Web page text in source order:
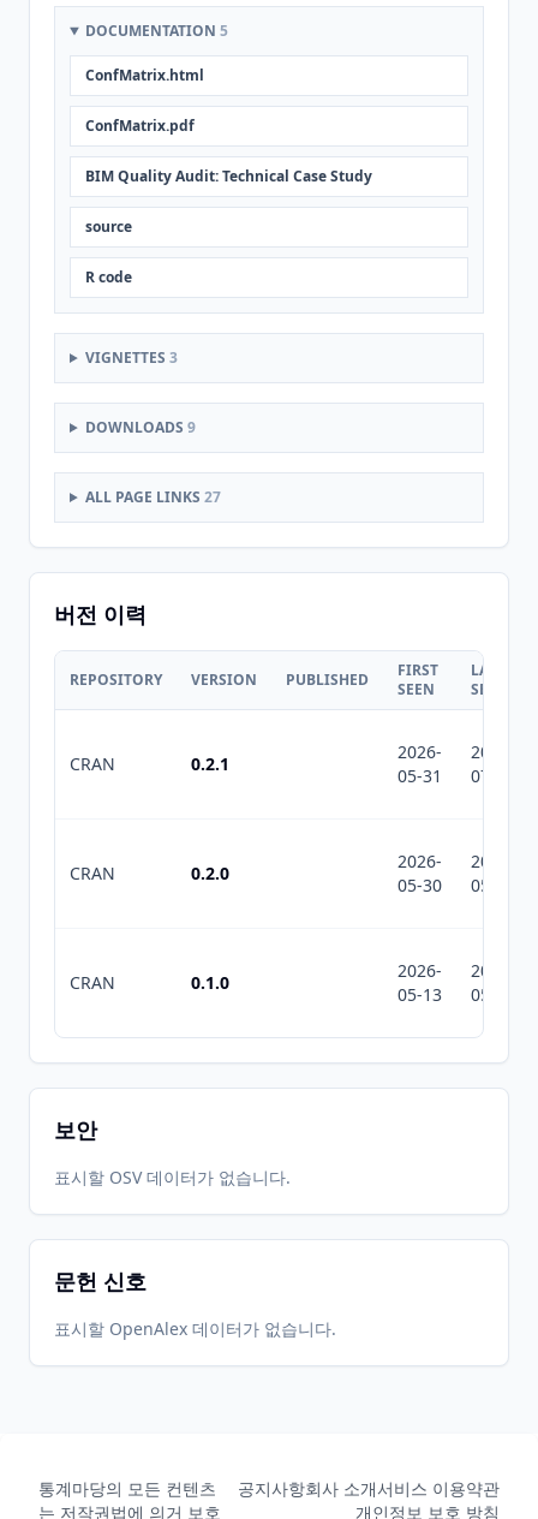
DOCUMENTATION 5
ConfMatrix.html
ConfMatrix.pdf
BIM Quality Audit: Technical Case Study
source
R code
VIGNETTES 3
DOWNLOADS 9
ALL PAGE LINKS 27
버전 이력
REPOSITORY VERSION PUBLISHED
FIRST
SEEN
LAST
SEEN
CRAN 0.2.1
2026-
05-31
2026-
07-10
CRAN 0.2.0
2026-
05-30
2026-
05-30
CRAN 0.1.0
2026-
05-13
2026-
05-13
보안
표시할 OSV 데이터가 없습니다.
문헌 신호
표시할 OpenAlex 데이터가 없습니다.
통계마당의 모든 컨텐츠
는 저작권법에 의거 보호
공지사항회사 소개서비스 이용약관
개인정보 보호 방침